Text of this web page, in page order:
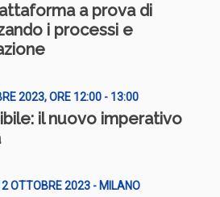
a prova di
i processi e
2023, ORE 12:00 - 13:00
il nuovo imperativo
OTTOBRE 2023 - MILANO